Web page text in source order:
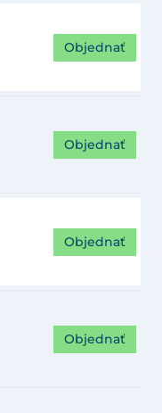
Objednať
Objednať
Objednať
Objednať